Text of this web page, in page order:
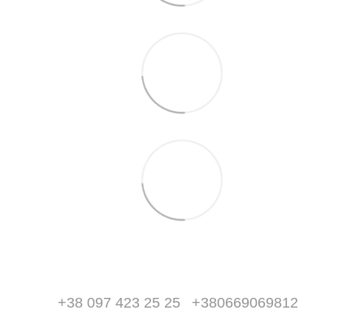
+38 097 423 25 25 +380669069812